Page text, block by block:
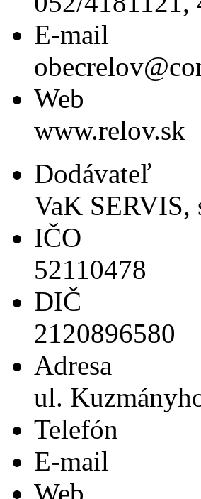
E-mail
Web
www.relov.sk
Dodávateľ
VaK SERVIS,
IČO
52110478
DIČ
2120896580
Adresa
ul.
Telefón
E-mail